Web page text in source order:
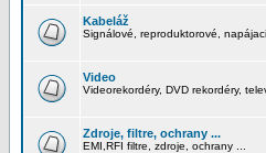
Kabeláž
Signálové, reproduktorové,
Video
Videorekordéry, DVD rekordéry,
Zdroje, filtre, ochrany ...
EMI,RFI filtre, zdroje, ochrany ...